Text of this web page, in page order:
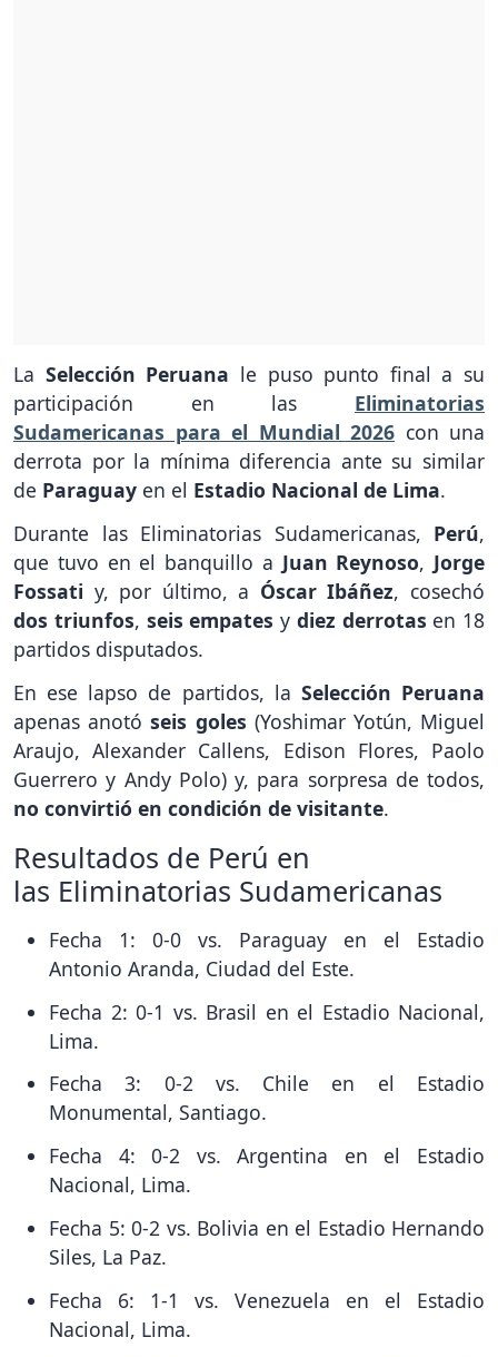
La Selección Peruana le puso punto final a su
participación en las Eliminatorias
Sudamericanas para el Mundial 2026 con una
derrota por la mínima diferencia ante su similar
de Paraguay en el Estadio Nacional de Lima.
Durante las Eliminatorias Sudamericanas, Perú,
que tuvo en el banquillo a Juan Reynoso, Jorge
Fossati y, por último, a Óscar Ibáñez, cosechó
dos triunfos, seis empates y diez derrotas en 18
partidos disputados.
En ese lapso de partidos, la Selección Peruana
apenas anotóseis goles (Yoshimar Yotún, Miguel
Araujo, Alexander Callens, Edison Flores, Paolo
Guerrero y Andy Polo) y, para sorpresa de todos,
no convirtió en condición de visitante.
Resultados de Perú en
las Eliminatorias Sudamericanas
Fecha 1: 0-0 vs. Paraguay en el Estadio
Antonio Aranda, Ciudad del Este.
Fecha 2: 0-1 vs. Brasil en el Estadio Nacional,
Lima.
Fecha 3: 0-2 vs. Chile en el Estadio
Monumental, Santiago.
Fecha 4: 0-2 vs. Argentina en el Estadio
Nacional, Lima.
Fecha 5: 0-2 vs. Bolivia en el Estadio Hernando
Siles, La Paz.
Fecha 6: 1-1 vs. Venezuela en el Estadio
Nacional, Lima.